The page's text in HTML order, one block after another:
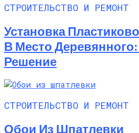
СТРОИТЕЛЬСТВО И РЕМОНТ
Установка
В Место
Решение
СТРОИТЕЛЬСТВО И РЕМОНТ
Обои Из Шпатлевки